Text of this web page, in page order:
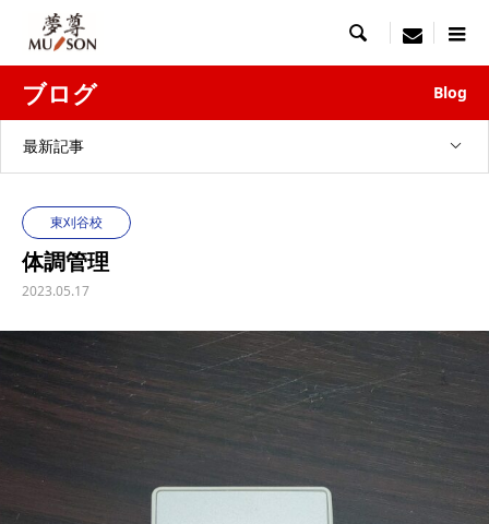
 menu
ブログ Blog
最新記事
東刈谷校
体調管理
2023.05.17